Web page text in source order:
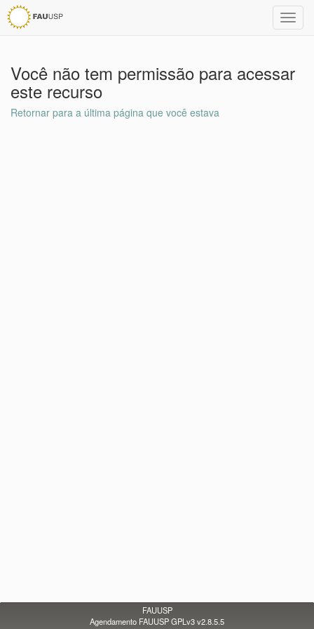
Você não tem permissão para acessar
este recurso
Retornar para a última página que você estava
FAUUSP
Agendamento FAUUSP GPLv3 v2.8.5.5